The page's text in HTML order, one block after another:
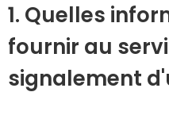
1. Quelles
fournir au
signalement